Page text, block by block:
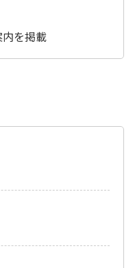
を掲載